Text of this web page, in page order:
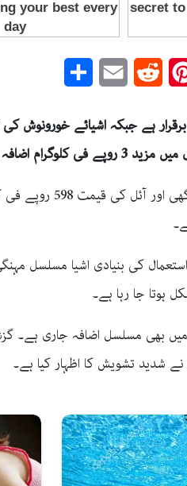
Pinterest
Reddit
Email
برقرار ہے جبکہ اشیائے
ریکارڈ کیا گیا ہے۔
کی بنیادی اشیا مسلسل
ہوتا جا رہا ہے۔
نے شدید تشویش کا اظہار کیا ہے۔